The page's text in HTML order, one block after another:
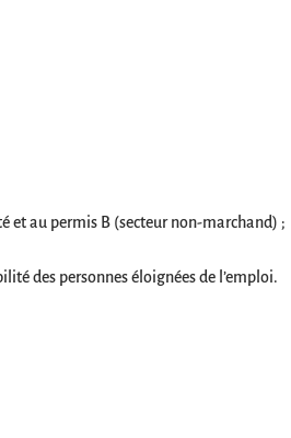
et au permis B (secteur non-marchand) ;
des personnes éloignées de l’emploi.